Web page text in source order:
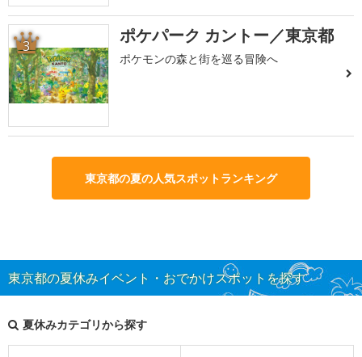
3 ポケパーク カントー／東京都
ポケモンの森と街を巡る冒険へ
東京都の夏の人気スポットランキング
東京都の夏休みイベント・おでかけスポットを探す
夏休みカテゴリから探す